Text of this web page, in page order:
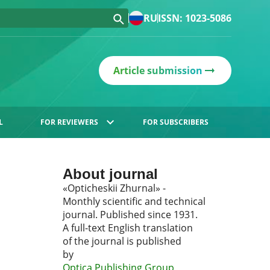
RUISSN: 1023-5086
Article submission
FOR REVIEWERS FOR SUBSCRIBERS
About journal
«Opticheskii Zhurnal» -
Monthly scientific and technical
journal. Published since 1931.
A full-text English translation
of the journal is published
by